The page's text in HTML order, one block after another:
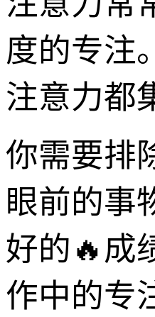
度的专注
注意力都
你需要排
眼前的事
好的🔥成
作中的专